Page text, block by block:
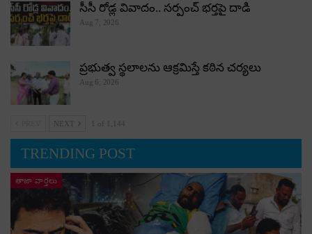
సీసీ రోడ్ల వివాదం.. స‌ర్పంచ్ భ‌ర్త‌పై దాడి
Aug 7, 2026
ప్రభుత్వ స్థలాలను ఆక్రమిస్తే కఠిన చర్యలు
Aug 6, 2026
NEXT 1 of 1,144
TRENDING POST
తాజా వార్తలు